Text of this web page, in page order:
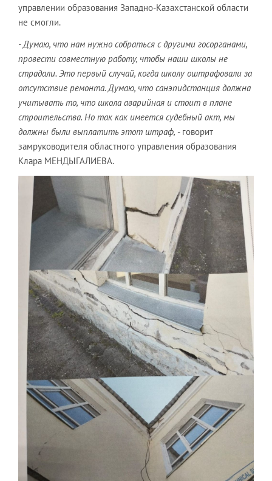
управлении образования Западно-Казахстанской области
не смогли.
- Думаю, что нам нужно собраться с другими госорганами,
провести совместную работу, чтобы наши школы не
страдали. Это первый случай, когда школу оштрафовали за
отсутствие ремонта. Думаю, что санэпидстанция должна
учитывать то, что школа аварийная и стоит в плане
строительства. Но так как имеется судебный акт, мы
должны были выплатить этот штраф, - говорит
замруководителя областного управления образования
Клара МЕНДЫГАЛИЕВА.